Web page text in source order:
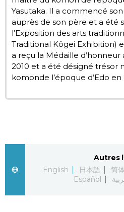
Personnages
Chroniques
Images
Vidéos
Yasutaka. Il a commencé
auprès de son père et a été
l’Exposition des arts
Traditional Kôgei Exhibition)
a reçu la Médaille
2010 et a été désigné trésor
komonde l’époque d’Edo en
Autres
English
日本語 简
Español